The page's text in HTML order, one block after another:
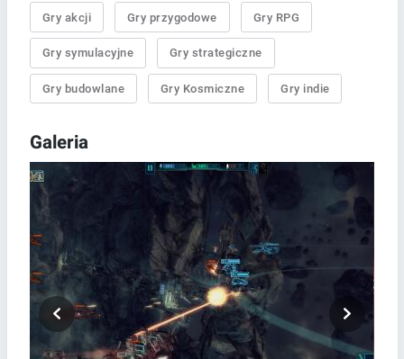
Gry akcji Gry przygodowe Gry RPG
Gry symulacyjne Gry strategiczne
Gry budowlane Gry Kosmiczne Gry indie
Galeria